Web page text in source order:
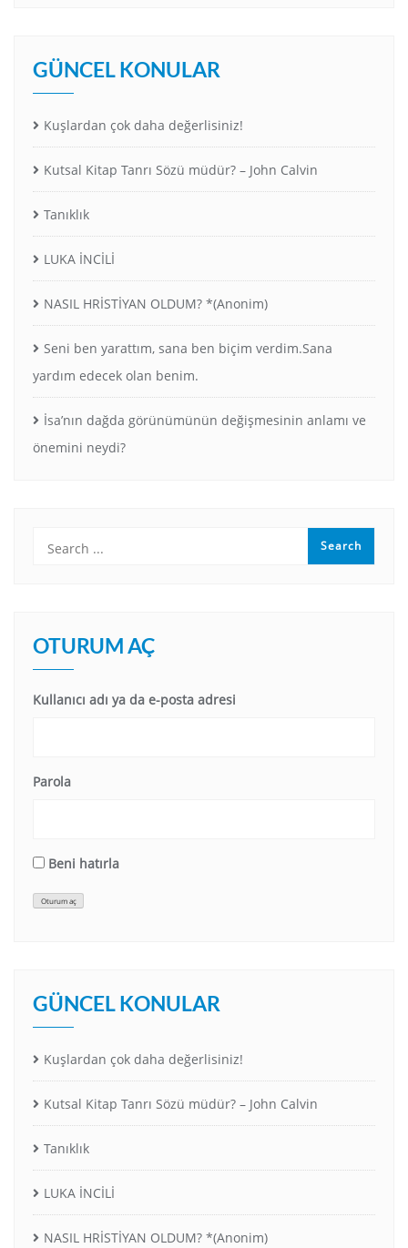
GÜNCEL KONULAR
Kuşlardan çok daha değerlisiniz!
Kutsal Kitap Tanrı Sözü müdür? – John Calvin
Tanıklık
LUKA İNCİLİ
NASIL HRİSTİYAN OLDUM? *(Anonim)
Seni ben yarattım, sana ben biçim verdim.Sana
yardım edecek olan benim.
İsa’nın dağda görünümünün değişmesinin anlamı ve
önemini neydi?
OTURUM AÇ
Kullanıcı adı ya da e-posta adresi
Parola
Beni hatırla
Oturum aç
GÜNCEL KONULAR
Kuşlardan çok daha değerlisiniz!
Kutsal Kitap Tanrı Sözü müdür? – John Calvin
Tanıklık
LUKA İNCİLİ
NASIL HRİSTİYAN OLDUM? *(Anonim)